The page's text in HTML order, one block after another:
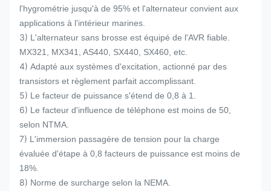
l'hygrométrie jusqu'à de 95% et l'alternateur convient aux
applications à l'intérieur marines.
3) L'alternateur sans brosse est équipé de l'AVR fiable.
MX321, MX341, AS440, SX440, SX460, etc.
4) Adapté aux systèmes d'excitation, actionné par des
transistors et règlement parfait accomplissant.
5) Le facteur de puissance s'étend de 0,8 à 1.
6) Le facteur d'influence de téléphone est moins de 50,
selon NTMA.
7) L'immersion passagère de tension pour la charge
évaluée d'étape à 0,8 facteurs de puissance est moins de
18%.
8) Norme de surcharge selon la NEMA.